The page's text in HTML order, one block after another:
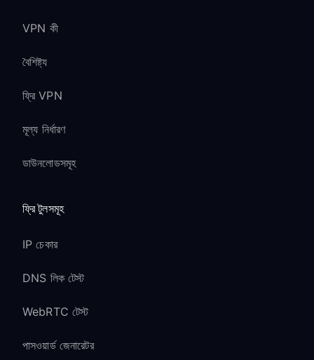
VPN কী
বৈশিষ্ট্য
ফ্রি VPN
মূল্য নির্ধারণ
ডাউনলোডসমূহ
ফ্রি টুলসমূহ
IP চেকার
DNS লিক টেস্ট
WebRTC টেস্ট
পাসওয়ার্ড জেনারেটর